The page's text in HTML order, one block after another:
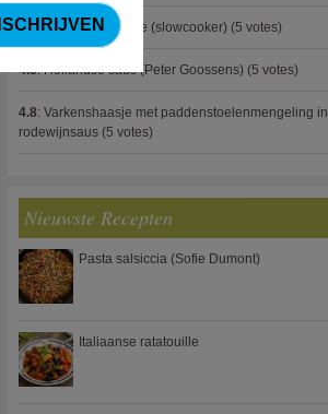
4.8:Linzenbolognese (slowcooker) (5 votes)
4.8:Hollandse saus (Peter Goossens) (5 votes)
4.8: Varkenshaasje met paddenstoelenmengeling in
rodewijnsaus (5 votes)
Nieuwste Recepten
Pasta salsiccia (Sofie Dumont)
Italiaanse ratatouille